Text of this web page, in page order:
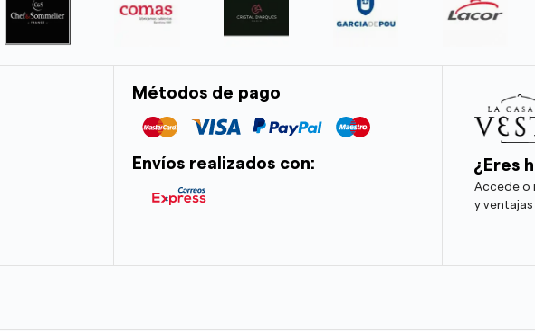
Métodos de pago
Envíos realizados con: ¿Eres
Accede o
y